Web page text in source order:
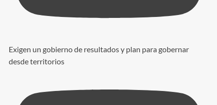
Exigen un gobierno de resultados y plan para gobernar
desde territorios